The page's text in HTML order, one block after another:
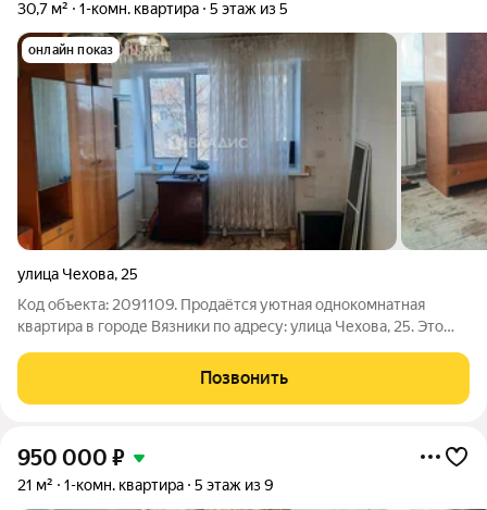
30,7 м² 1-комн. квартира 5 этаж из 5
онлайн показ
улица Чехова, 25
Код объекта: 2091109. Продаётся уютная однокомнатная
квартира в городе Вязники по адресу: улица Чехова, 25. Это
доступной цене. Очень теплая. Квартира нуждается в
ремонте. Пластиковые окна, .
Позвонить
950 000 ₽
21 м² 1-комн. квартира 5 этаж из 9